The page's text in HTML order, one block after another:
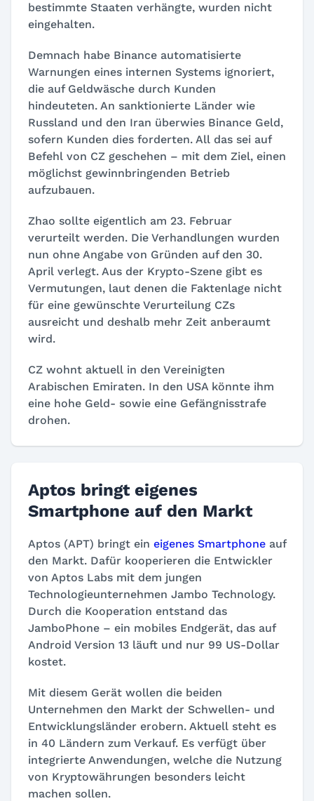
bestimmte Staaten verhängte, wurden nicht
eingehalten.
Demnach habe Binance automatisierte
Warnungen eines internen Systems ignoriert,
die auf Geldwäsche durch Kunden
hindeuteten. An sanktionierte Länder wie
Russland und den Iran überwies Binance Geld,
sofern Kunden dies forderten. All das sei auf
Befehl von CZ geschehen – mit dem Ziel, einen
möglichst gewinnbringenden Betrieb
aufzubauen.
Zhao sollte eigentlich am 23. Februar
verurteilt werden. Die Verhandlungen wurden
nun ohne Angabe von Gründen auf den 30.
April verlegt. Aus der Krypto-Szene gibt es
Vermutungen, laut denen die Faktenlage nicht
für eine gewünschte Verurteilung CZs
ausreicht und deshalb mehr Zeit anberaumt
wird.
CZ wohnt aktuell in den Vereinigten
Arabischen Emiraten. In den USA könnte ihm
eine hohe Geld- sowie eine Gefängnisstrafe
drohen.
Aptos bringt eigenes
Smartphone auf den Markt
Aptos (APT) bringt ein eigenes Smartphone auf
den Markt. Dafür kooperieren die Entwickler
von Aptos Labs mit dem jungen
Technologieunternehmen Jambo Technology.
Durch die Kooperation entstand das
JamboPhone – ein mobiles Endgerät, das auf
Android Version 13 läuft und nur 99 US-Dollar
kostet.
Mit diesem Gerät wollen die beiden
Unternehmen den Markt der Schwellen- und
Entwicklungsländer erobern. Aktuell steht es
in 40 Ländern zum Verkauf. Es verfügt über
integrierte Anwendungen, welche die Nutzung
von Kryptowährungen besonders leicht
machen sollen.